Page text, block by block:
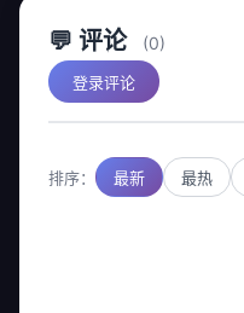
💬 评论 (0)
登录评论
排序： 最新 最热